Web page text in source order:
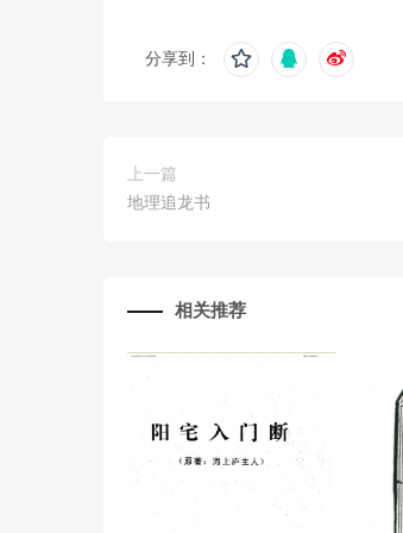
分享到：
上一篇
地理追龙书
相关推荐